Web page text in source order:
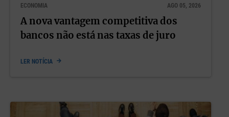
ECONOMIA AGO 05, 2026
A nova vantagem competitiva dos
bancos não está nas taxas de juro
LER NOTÍCIA